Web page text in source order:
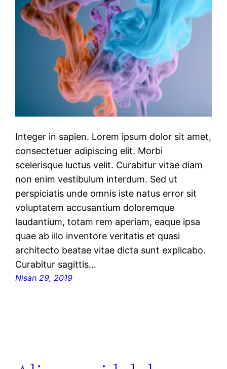
Integer in sapien. Lorem ipsum dolor sit amet,
consectetuer adipiscing elit. Morbi
scelerisque luctus velit. Curabitur vitae diam
non enim vestibulum interdum. Sed ut
perspiciatis unde omnis iste natus error sit
voluptatem accusantium doloremque
laudantium, totam rem aperiam, eaque ipsa
quae ab illo inventore veritatis et quasi
architecto beatae vitae dicta sunt explicabo.
Curabitur sagittis…
Nisan 29, 2019